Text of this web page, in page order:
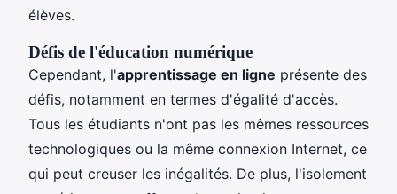
élèves.
Défis de l'éducation numérique
Cependant, l'apprentissage en ligne présente des
défis, notamment en termes d'égalité d'accès.
Tous les étudiants n'ont pas les mêmes ressources
technologiques ou la même connexion Internet, ce
qui peut creuser les inégalités. De plus, l'isolement